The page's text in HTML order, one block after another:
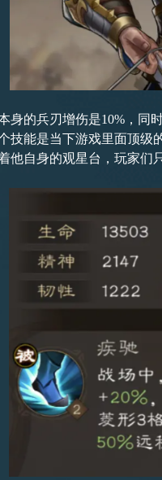
的兵刃增伤是10%，
技能是当下游戏里面顶
自身的观星台，玩家们